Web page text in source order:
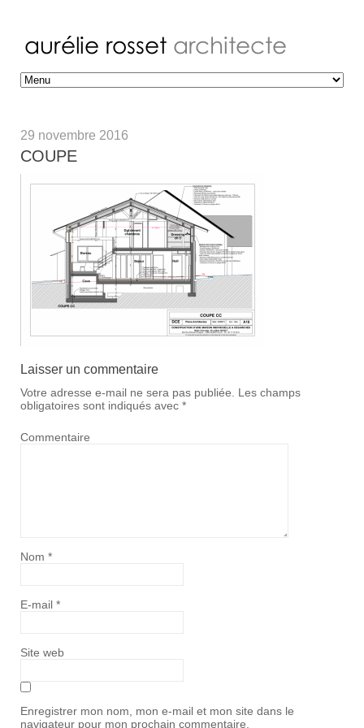
29 novembre 2016
COUPE
Laisser un commentaire
Votre adresse e-mail ne sera pas publiée.
Les champs
obligatoires sont indiqués avec *
Commentaire
Nom *
E-mail *
Site web
Enregistrer mon nom, mon e-mail et mon site dans le
navigateur pour mon prochain commentaire.